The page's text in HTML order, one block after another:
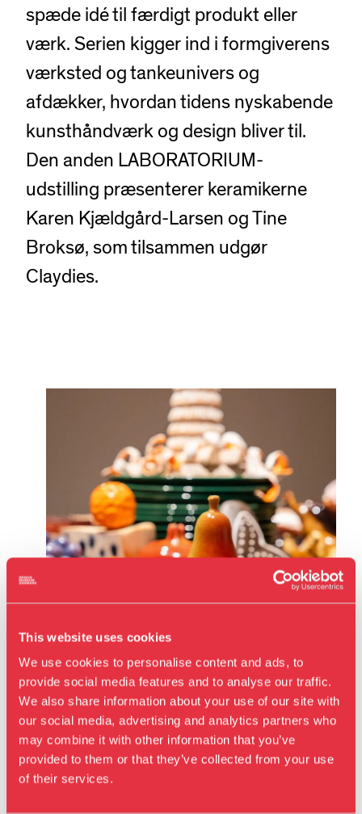
This website uses cookies
We use cookies to personalise content and ads, to
provide social media features and to analyse our traffic.
We also share information about your use of our site with
our social media, advertising and analytics partners who
may combine it with other information that you’ve
provided to them or that they’ve collected from your use
of their services.
Besøg os
Udstillinger
spæde idé til færdigt produkt eller
værk. Serien kigger ind i formgiverens
værksted og tankeunivers og
afdækker, hvordan tidens nyskabende
kunsthåndværk og design bliver til.
Den anden LABORATORIUM-
udstilling præsenterer keramikerne
Karen Kjældgård-Larsen og Tine
Broksø, som tilsammen udgør
Claydies.
Claydies arbejder konceptuelt og eksperimenterende, og i
deres keramiske værker fortolker de med humor og ironi
velkendte hverdagsgenstande. Til LABORATORIUM